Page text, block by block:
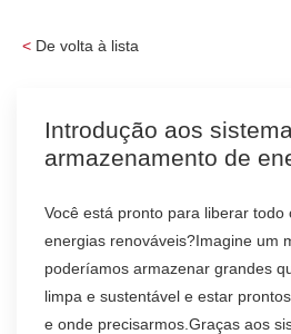
< De volta à lista
Introdução aos
armazenamento de
Você está pronto para liberar todo
energias renováveis?Imagine um
poderíamos armazenar grandes
limpa e sustentável e estar
e onde precisarmos.Graças aos